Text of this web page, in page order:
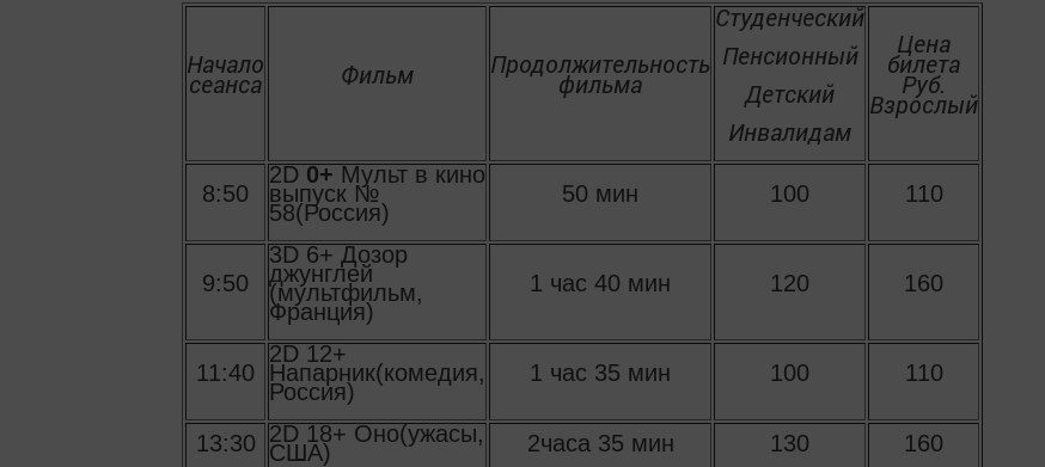
Начало
сеанса Фильм Продолжительность
фильма
Студенческий
Пенсионный
Детский
Инвалидам
Цена
билета
Руб.
Взрослый
8:50
2D 0+ Мульт в кино
выпуск №
58(Россия)
50 мин 100 110
9:50
3D 6+ Дозор
джунглей
(мультфильм,
Франция)
1 час 40 мин 120 160
11:40
2D 12+
Напарник(комедия,
Россия)
1 час 35 мин 100 110
13:30 2D 18+ Оно(ужасы,
США) 2часа 35 мин 130 160